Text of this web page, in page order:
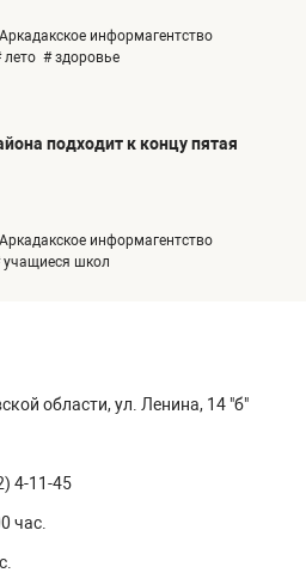
информагентство
лето # здоровье
подходит к концу пятая
информагентство
учащиеся школ
области, ул. Ленина, 14 "б"
4-11-45
час.